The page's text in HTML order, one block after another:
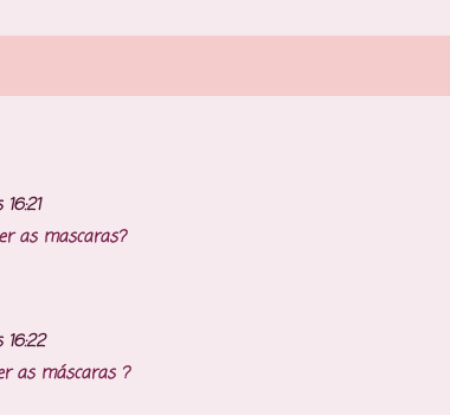
as mascaras?
16:22
as máscaras ?